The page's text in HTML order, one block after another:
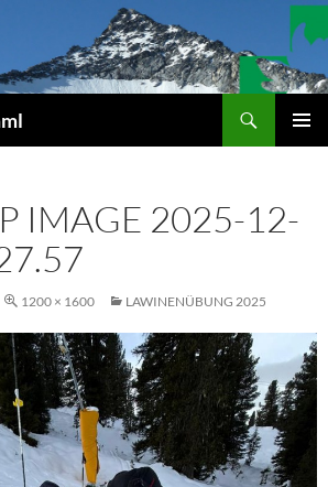
IMAGE 2025-12-
1200 × 1600 LAWINENÜBUNG 2025